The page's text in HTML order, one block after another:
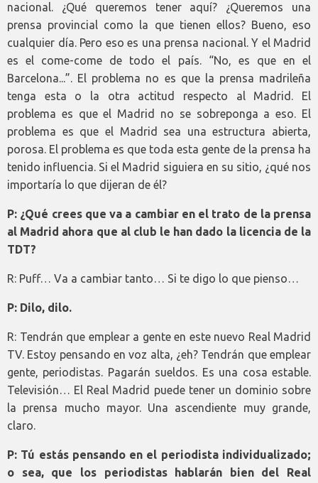
nacional. ¿Qué queremos tener aquí? ¿Queremos una
prensa provincial como la que tienen ellos? Bueno, eso
cualquier día. Pero eso es una prensa nacional. Y el Madrid
es el come-come de todo el país. “No, es que en el
Barcelona...”. El problema no es que la prensa madrileña
tenga esta o la otra actitud respecto al Madrid. El
problema es que el Madrid no se sobreponga a eso. El
problema es que el Madrid sea una estructura abierta,
porosa. El problema es que toda esta gente de la prensa ha
tenido influencia. Si el Madrid siguiera en su sitio, ¿qué nos
importaría lo que dijeran de él?
P: ¿Qué crees que va a cambiar en el trato de la prensa
al Madrid ahora que al club le han dado la licencia de la
TDT?
R: Puff… Va a cambiar tanto… Si te digo lo que pienso…
P: Dilo, dilo.
R: Tendrán que emplear a gente en este nuevo Real Madrid
TV. Estoy pensando en voz alta, ¿eh? Tendrán que emplear
gente, periodistas. Pagarán sueldos. Es una cosa estable.
Televisión… El Real Madrid puede tener un dominio sobre
la prensa mucho mayor. Una ascendiente muy grande,
claro.
P: Tú estás pensando en el periodista individualizado;
o sea, que los periodistas hablarán bien del Real